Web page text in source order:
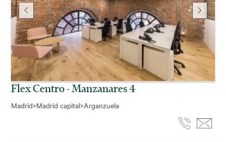
Flex Centro - Manzanares 4
Madrid>Madrid capital>Arganzuela